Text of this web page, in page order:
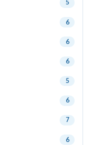
5
6
6
6
5
6
7
6